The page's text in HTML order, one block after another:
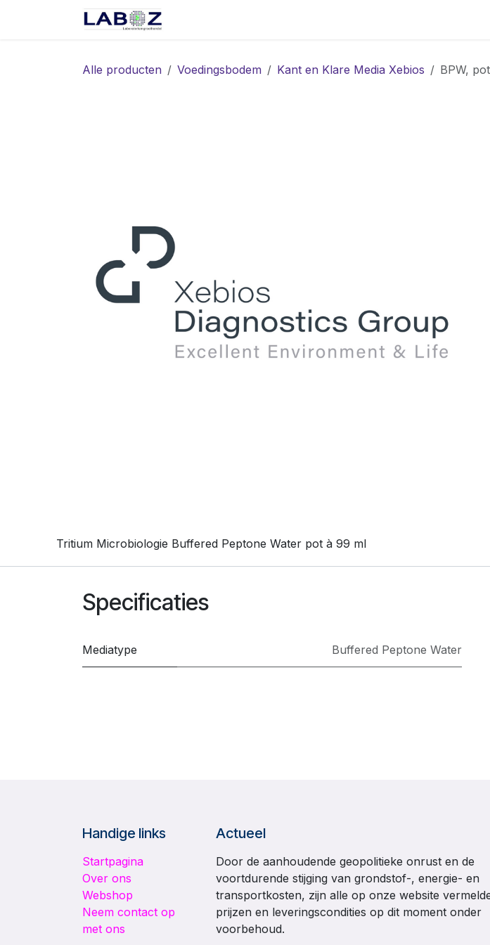
Alle producten Voedingsbodem Kant en Klare Media Xebios BPW,
Tritium Microbiologie Buffered Peptone Water pot à 99 ml
Specificaties
Mediatype Buffered Peptone Water
Handige links
Startpagina
Over ons
Webshop
Neem contact op
met ons
Actueel
Door de aanhoudende geopolitieke onrust en de
voortdurende stijging van grondstof-, energie- en
transportkosten, zijn alle op onze website
prijzen en leveringscondities op dit moment onder
voorbehoud.